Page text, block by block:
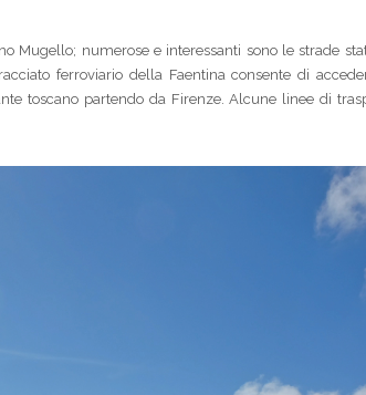
Mugello; numerose e interessanti sono le strade
ferroviario della Faentina consente di
toscano partendo da Firenze. Alcune linee di